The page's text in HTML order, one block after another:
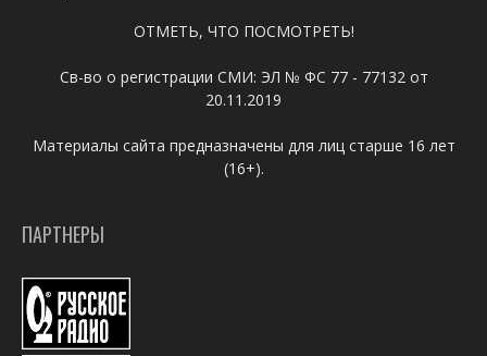
ОТМЕТЬ, ЧТО ПОСМОТРЕТЬ!
Св-во о регистрации СМИ: ЭЛ № ФС 77 - 77132 от
20.11.2019
Материалы сайта предназначены для лиц старше 16 лет
(16+).
ПАРТНЕРЫ